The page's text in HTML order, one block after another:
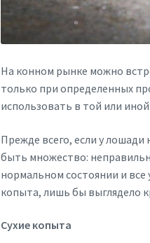
На конном рынке можно
только при определенных
использовать в той или
Прежде всего, если у
быть множество:
нормальном состоянии и
копыта, лишь бы выглядело
Сухие копыта